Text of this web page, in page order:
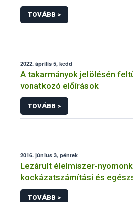
TOVÁBB >
2022. április 5, kedd
A takarmányok jelölésén
vonatkozó előírások
TOVÁBB >
2016. június 3, péntek
Lezárult élelmiszer-
kockázatszámítási és
TOVÁBB >